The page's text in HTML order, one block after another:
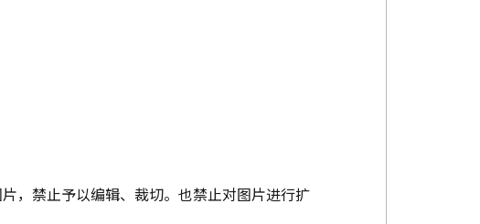
，禁止予以编辑、裁切。也禁止对图片进行扩